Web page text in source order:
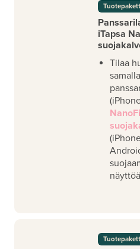
iTapsa
Tilaa
samalla